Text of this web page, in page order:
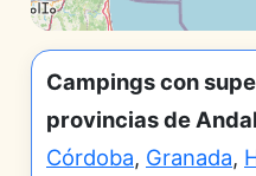
Campings con
provincias de
Córdoba, Granada,